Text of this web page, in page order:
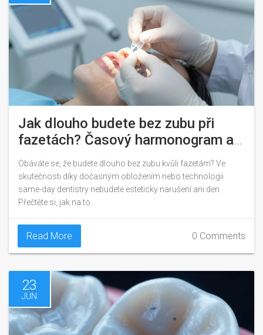
Jak dlouho budete bez zubu při
fazetách? Časový harmonogram a
co dělat
Obáváte se, že budete dlouho bez zubu kvůli fazetám? Ve
skutečnosti díky dočasným obložením nebo technologii
same-day dentistry nebudete esteticky narušení ani den.
Přečtěte si, jak na to.
Read More 0 Comments
23
JUN